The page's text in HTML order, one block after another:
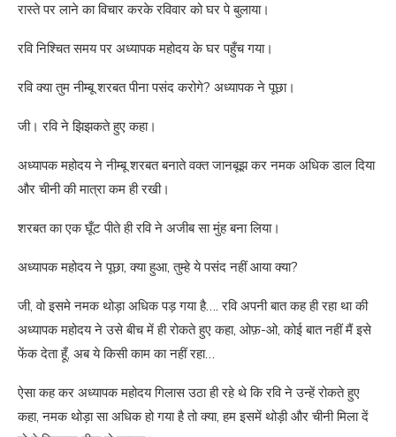
रास्ते पर लाने का विचार करके रविवार को घर पे बुलाया।
रवि निश्चित समय पर अध्यापक महोदय के घर पहुँच गया।
रवि क्या तुम नीम्बू शरबत पीना पसंद करोगे? अध्यापक ने पूछा।
जी। रवि ने झिझकते हुए कहा।
अध्यापक महोदय ने नीम्बू शरबत बनाते वक्त जानबूझ कर नमक अधिक डाल दिया
और चीनी की मात्रा कम ही रखी।
शरबत का एक घूँट पीते ही रवि ने अजीब सा मुंह बना लिया।
अध्यापक महोदय ने पूछा, क्या हुआ, तुम्हे ये पसंद नहीं आया क्या?
जी, वो इसमे नमक थोड़ा अधिक पड़ गया है…. रवि अपनी बात कह ही रहा था की
अध्यापक महोदय ने उसे बीच में ही रोकते हुए कहा, ओफ़-ओ, कोई बात नहीं मैं इसे
फेंक देता हूँ, अब ये किसी काम का नहीं रहा…
ऐसा कह कर अध्यापक महोदय गिलास उठा ही रहे थे कि रवि ने उन्हें रोकते हुए
कहा, नमक थोड़ा सा अधिक हो गया है तो क्या, हम इसमें थोड़ी और चीनी मिला दें